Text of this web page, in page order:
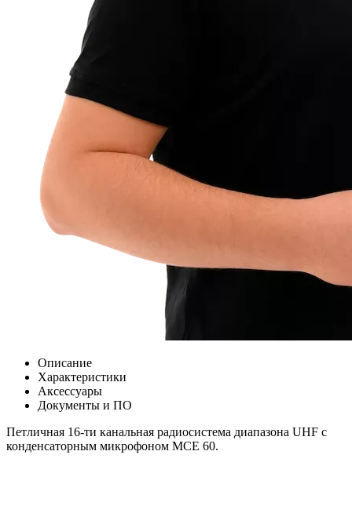
Описание
Характеристики
Аксессуары
Документы и ПО
Петличная 16-ти канальная радиосистема диапазона UHF с
конденсаторным микрофоном MCE 60.